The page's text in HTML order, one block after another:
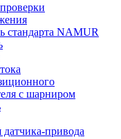
стандарта NAMUR
с шарниром
привода